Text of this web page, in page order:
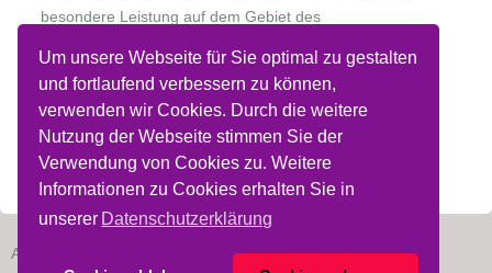
Um unsere Webseite für Sie optimal zu gestalten
und fortlaufend verbessern zu können,
verwenden wir Cookies. Durch die weitere
Nutzung der Webseite stimmen Sie der
Verwendung von Cookies zu. Weitere
Informationen zu Cookies erhalten Sie in
unserer Datenschutzerklärung
besondere Leistung auf dem Gebiet des
Bundesärztekammer für gesundheitsorientierte
Sportangebote vergeben.
Allg. Nutzungsbedingungen Datenschutz Disclaimer